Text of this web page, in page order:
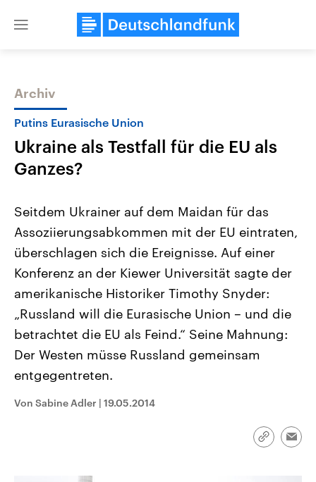
Close
Themen
Landtagswahl Sachsen-Anhalt
2026
Alle Informationen
Sachsen-Anhalt wählt am 6.
September 2026 einen neuen
Landtag. Seit 2021 wird das
Bundesland von einer Koalition aus
Umfragen, Prognosen,
Wahlprogramme, aktuelle Berichte
und Hintergründe zu den Parteien
und Kandidaten der anstehenden
Wahl.
USA
Aktuelle Beiträge,
Hintergründe
Wirtschaftlich und
gehören die Vereinigten
den mächtigsten Ländern
mit großem Einfluss auf
Sendungen Programm Podcasts
Archiv
Putins Eurasische Union
Ukraine als Testfall für die EU als
Ganzes?
Seitdem Ukrainer auf dem Maidan für das
Assoziierungsabkommen mit der EU eintraten,
überschlagen sich die Ereignisse. Auf einer
Konferenz an der Kiewer Universität sagte der
amerikanische Historiker Timothy Snyder:
„Russland will die Eurasische Union – und die
betrachtet die EU als Feind.“ Seine Mahnung:
Der Westen müsse Russland gemeinsam
entgegentreten.
Von Sabine Adler | 19.05.2014
Link